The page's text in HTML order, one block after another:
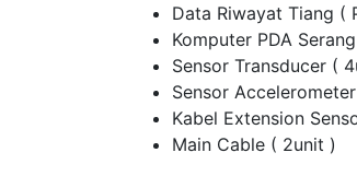
Data Riwayat Tiang (
Komputer PDA Serang
Sensor Transducer (
Sensor
Kabel Extension
Main Cable ( 2unit )